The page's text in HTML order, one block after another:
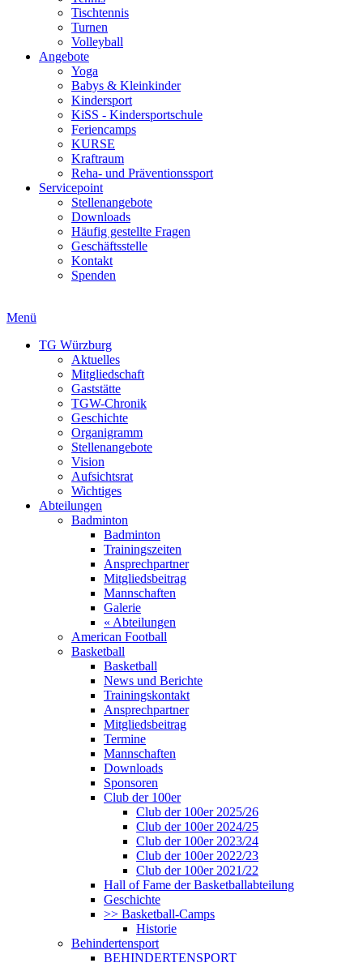
Tischtennis
Turnen
Volleyball
Angebote
Yoga
Babys & Kleinkinder
Kindersport
KiSS - Kindersportschule
Feriencamps
KURSE
Kraftraum
Reha- und Präventionssport
Servicepoint
Stellenangebote
Downloads
Häufig gestellte Fragen
Geschäftsstelle
Kontakt
Spenden
Menü
TG Würzburg
Aktuelles
Mitgliedschaft
Gaststätte
TGW-Chronik
Geschichte
Organigramm
Stellenangebote
Vision
Aufsichtsrat
Wichtiges
Abteilungen
Badminton
Badminton
Trainingszeiten
Ansprechpartner
Mitgliedsbeitrag
Mannschaften
Galerie
« Abteilungen
American Football
Basketball
Basketball
News und Berichte
Trainingskontakt
Ansprechpartner
Mitgliedsbeitrag
Termine
Mannschaften
Downloads
Sponsoren
Club der 100er
Club der 100er 2025/26
Club der 100er 2024/25
Club der 100er 2023/24
Club der 100er 2022/23
Club der 100er 2021/22
Hall of Fame der Basketballabteilung
Geschichte
>> Basketball-Camps
Historie
Behindertensport
BEHINDERTENSPORT